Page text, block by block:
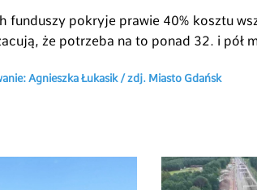
funduszy pokryje prawie 40% kosztu
że potrzeba na to ponad 32. i pół
Agnieszka Łukasik / zdj. Miasto Gdańsk